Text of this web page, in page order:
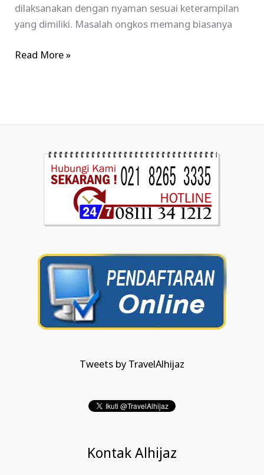
dilaksanakan dengan nyaman sesuai keterampilan
yang dimiliki. Masalah ongkos memang biasanya
Read More »
Tweets by TravelAlhijaz
Kontak Alhijaz